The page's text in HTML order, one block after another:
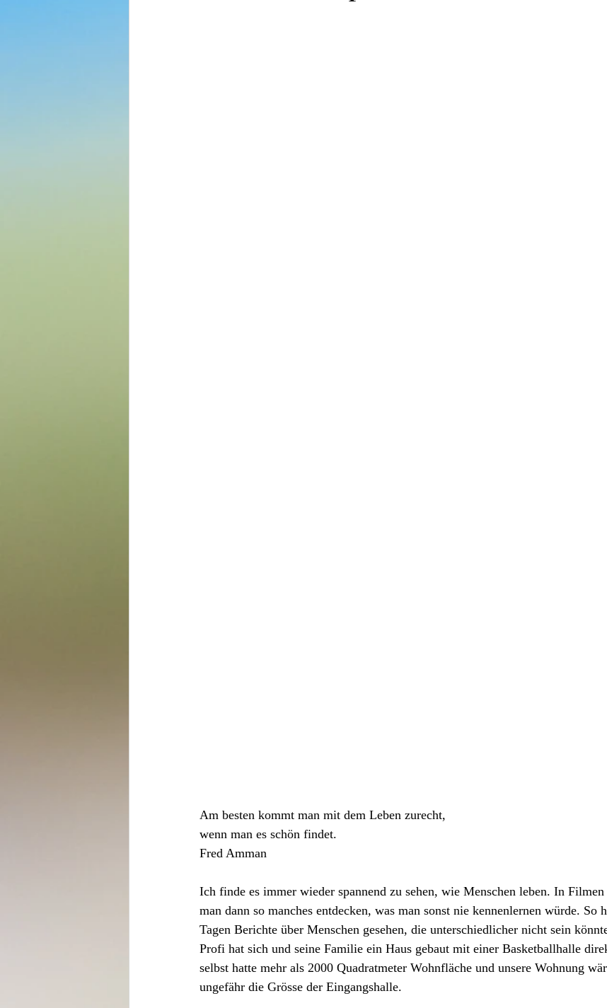
Am besten kommt man mit dem Leben zurecht,
wenn man es schön findet.
Fred Amman
Ich finde es immer wieder spannend zu sehen, wie Menschen leben. In
man dann so manches entdecken, was man sonst nie kennenlernen würde. So
Tagen Berichte über Menschen gesehen, die unterschiedlicher nicht sein
Profi hat sich und seine Familie ein Haus gebaut mit einer Basketballhalle
selbst hatte mehr als 2000 Quadratmeter Wohnfläche und unsere Wohnung
ungefähr die Grösse der Eingangshalle.